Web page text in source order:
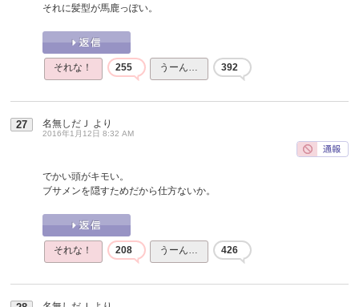
それに髪型が馬鹿っぽい。
それな！ 255 うーん… 392
27 名無しだＪ より
2016年1月12日 8:32 AM
でかい頭がキモい。
ブサメンを隠すためだから仕方ないか。
それな！ 208 うーん… 426